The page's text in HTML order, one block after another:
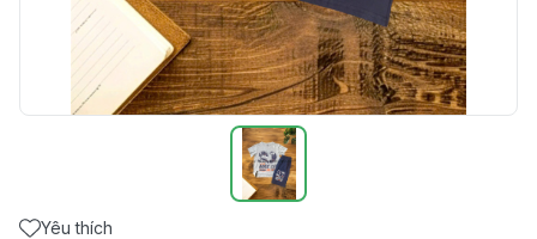
Yêu thích